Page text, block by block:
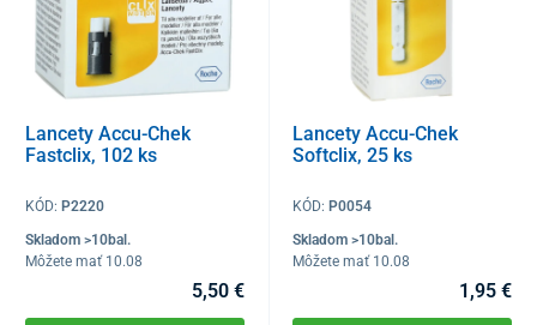
Lancety Accu-Chek
Fastclix, 102 ks
KÓD: P2220
Skladom >10bal.
Môžete mať 10.08
5,50 €
Lancety Accu-Chek
Softclix, 25 ks
KÓD:P0054
Skladom >10bal.
Môžete mať 10.08
1,95 €